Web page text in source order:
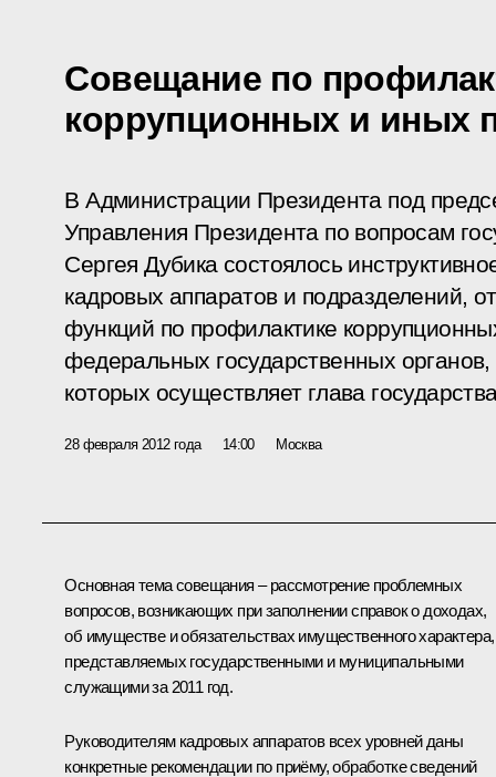
Совещание по
коррупционных и иных
В Администрации Президента под
Управления Президента по вопросам
Сергея Дубика состоялось
кадровых аппаратов и подразделений,
функций по профилактике
федеральных государственных
которых осуществляет глава
28 февраля 2012 года 14:00 Москва
Основная тема совещания – рассмотрение проблемных
вопросов, возникающих при заполнении справок о доходах,
об имуществе и обязательствах имущественного характера,
представляемых государственными и муниципальными
служащими за 2011 год.
Руководителям кадровых аппаратов всех уровней даны
конкретные рекомендации по приёму, обработке сведений